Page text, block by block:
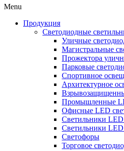
Menu
Продукция
Светодиодные
Уличные
Магистральные
Прожектора
Парковые
Спортивное
Архитектурное
Промышленные
Офисные LED
Cветильники
Светильники LED
Светофоры
Торговое